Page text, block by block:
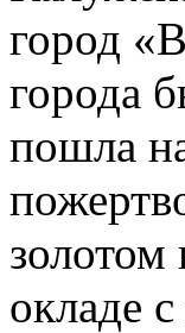
город
города
пошла
золотом
окладе